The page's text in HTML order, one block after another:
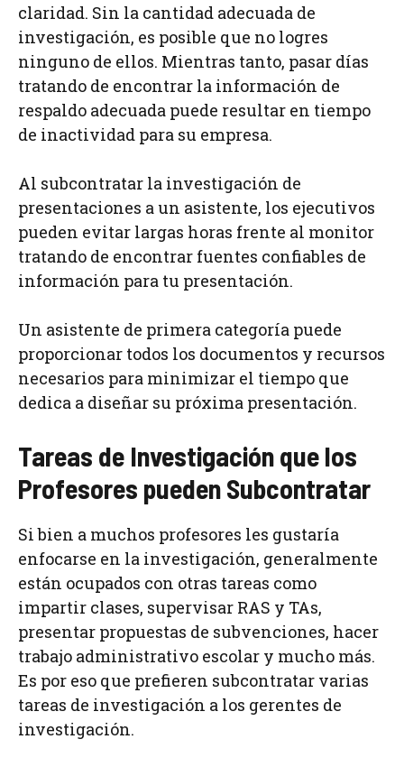
claridad. Sin la cantidad adecuada de
investigación, es posible que no logres
ninguno de ellos. Mientras tanto, pasar días
tratando de encontrar la información de
respaldo adecuada puede resultar en tiempo
de inactividad para su empresa.
Al subcontratar la investigación de
presentaciones a un asistente, los ejecutivos
pueden evitar largas horas frente al monitor
tratando de encontrar fuentes confiables de
información para tu presentación.
Un asistente de primera categoría puede
proporcionar todos los documentos y recursos
necesarios para minimizar el tiempo que
dedica a diseñar su próxima presentación.
Tareas de Investigación que los
Profesores pueden Subcontratar
Si bien a muchos profesores les gustaría
enfocarse en la investigación, generalmente
están ocupados con otras tareas como
impartir clases, supervisar RAS y TAs,
presentar propuestas de subvenciones, hacer
trabajo administrativo escolar y mucho más.
Es por eso que prefieren subcontratar varias
tareas de investigación a los gerentes de
investigación.